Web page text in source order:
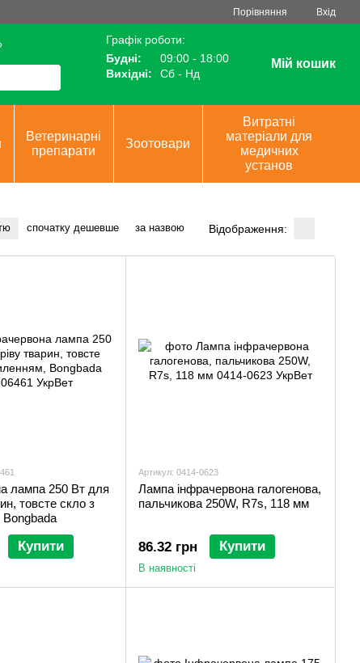
Порівняння Вхід
Графік роботи:
Будні:
09:00 - 18:00
Вихідні:
Сб - Нд
Мій кошик
Ветеринарні
препарати
Зоотовари
Витратні
матеріали для
медичних
установ
спочатку дешевше за назвою Відображення:
лампа 250 Вт для
товсте скло з
Купити
Артикул: 0414-0623
Лампа інфрачервона галогенова,
пальчикова 250W, R7s, 118 мм
86.32 грн Купити
В наявності